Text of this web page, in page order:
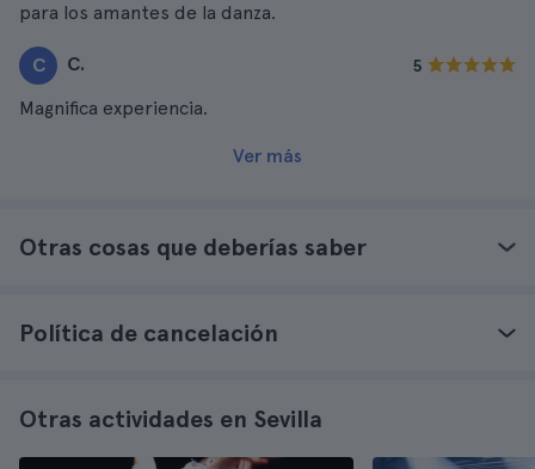
para los amantes de la danza.
C C. 5
Magnifica experiencia.
Ver más
Otras cosas que deberías saber
Política de cancelación
Otras actividades en Sevilla